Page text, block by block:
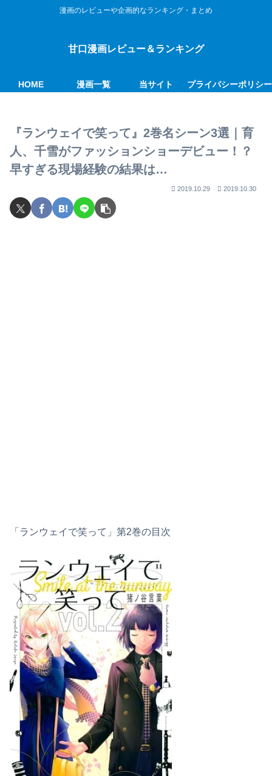
漫画のレビューや企画的なランキング・まとめ
甘口漫画レビュー＆ランキング
HOME 漫画一覧 当サイト プライバシーポリシー
『ランウェイで笑って』2巻名シーン3選｜育
人、千雪がファッションショーデビュー！？
早すぎる現場経験の結果は…
2019.10.29 2019.10.30
「ランウェイで笑って」第2巻の目次